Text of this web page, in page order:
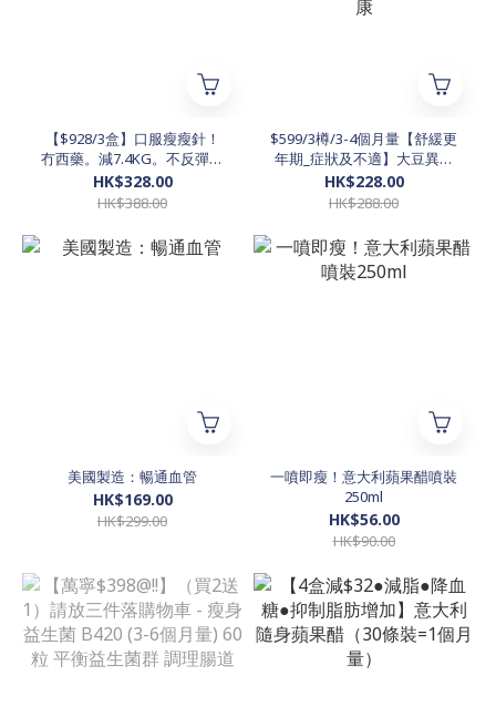
【$928/3盒】口服瘦瘦針！
冇西藥。減7.4KG。不反彈、
臨床實證。控食瘦（30粒）
HK$328.00
HK$388.00
$599/3樽/3-4個月量【舒緩更
年期_症狀及不適】大豆異黃
酮 90粒 - 養護機能、延緩衰
老、養顏及改善皮膚健康
HK$228.00
HK$288.00
美國製造：暢通血管
HK$169.00
HK$299.00
一噴即瘦！意大利蘋果醋噴裝
250ml
HK$56.00
HK$90.00